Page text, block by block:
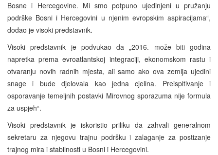
Bosne i Hercegovine. Mi smo potpuno ujedinjeni u pružanju
podrške Bosni i Hercegovini u njenim evropskim aspiracijama“,
dodao je visoki predstavnik.
Visoki predstavnik je podvukao da „2016. može biti godina
napretka prema evroatlantskoj integraciji, ekonomskom rastu i
otvaranju novih radnih mjesta, ali samo ako ova zemlja ujedini
snage i bude djelovala kao jedna cjelina. Preispitivanje i
osporavanje temeljnih postavki Mirovnog sporazuma nije formula
za uspjeh“.
Visoki predstavnik je iskoristio priliku da zahvali generalnom
sekretaru za njegovu trajnu podršku i zalaganje za postizanje
trajnog mira i stabilnosti u Bosni i Hercegovini.